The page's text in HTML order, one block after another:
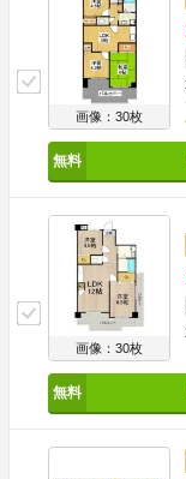
画像：30枚
画像：30枚